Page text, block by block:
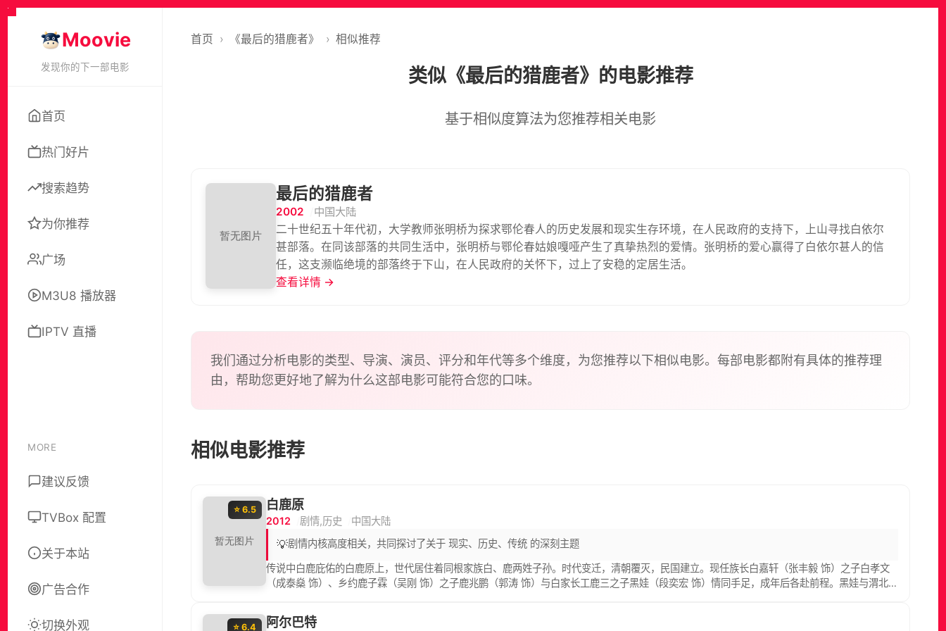
Moovie
发现你的下一部电影
首页
热门好片
搜索趋势
为你推荐
广场
M3U8 播放器
IPTV 直播
MORE
建议反馈
TVBox 配置
关于本站
广告合作
切换外观
首页 › 《最后的猎鹿者》 › 相似推荐
类似《最后的猎鹿者》的电影推荐
基于相似度算法为您推荐相关电影
最后的猎鹿者
2002
中国大陆
二十世纪五十年代初，大学教师张明桥为探求鄂伦春人的历史发展和现实生存环境，在人民政府的支持下，上山寻找白依尔
甚部落。在同该部落的共同生活中，张明桥与鄂伦春姑娘嘎哑产生了真挚热烈的爱情。张明桥的爱心赢得了白依尔甚人的信
任，这支濒临绝境的部落终于下山，在人民政府的关怀下，过上了安稳的定居生活。
查看详情 →
我们通过分析电影的类型、导演、演员、评分和年代等多个维度，为您推荐以下相似电影。每部电影都附有具体的推荐理
由，帮助您更好地了解为什么这部电影可能符合您的口味。
相似电影推荐
⭐ 6.5 白鹿原
2012 剧情,历史 中国大陆
💡剧情内核高度相关，共同探讨了关于 现实、历史、传统 的深刻主题
传说中白鹿庇佑的白鹿原上，世代居住着同根家族白、鹿两姓子孙。时代变迁，清朝覆灭，民国建立。现任族长白嘉轩（张丰毅 饰）之子白孝文
（成泰燊 饰）、乡约鹿子霖（吴刚 饰）之子鹿兆鹏（郭涛 饰）与白家长工鹿三之子黑娃（段奕宏 饰）情同手足，成年后各赴前程。黑娃与渭北
革命浪潮，黑娃成为中坚力量，国共分裂后兄弟俩被迫逃亡。鹿子霖乘机霸占独自留守的田小娥，并设计利用她陷害下任族长白孝文，引发族内轩
然大波……风云变幻的时局下，素有“仁义”之名的白鹿村内纷争不断，古老的土地面临着翻天覆地的变化。 本片改编自陈忠实先生第四届茅盾文学
⭐ 6.4 阿尔巴特